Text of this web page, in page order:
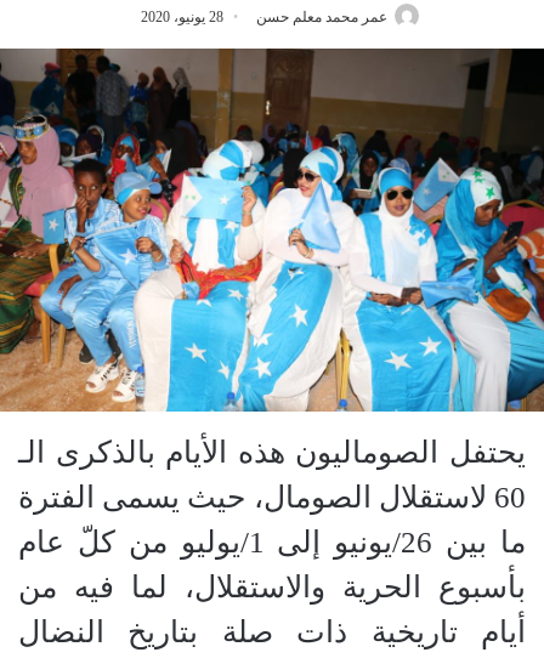
عمر محمد معلم حسن 28 يونيو، 2020
يحتفل الصوماليون هذه الأيام بالذكرى الـ
60 لاستقلال الصومال، حيث يسمى الفترة
ما بين 26/يونيو إلى 1/يوليو من كلّ عام
بأسبوع الحرية والاستقلال، لما فيه من
أيام تاريخية ذات صلة بتاريخ النضال